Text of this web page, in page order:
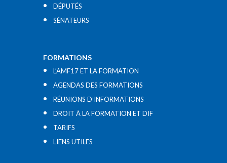
DÉPUTÉS
SÉNATEURS
FORMATIONS
L’AMF17 ET LA FORMATION
AGENDAS DES FORMATIONS
RÉUNIONS D’INFORMATIONS
DROIT À LA FORMATION ET DIF
TARIFS
LIENS UTILES​